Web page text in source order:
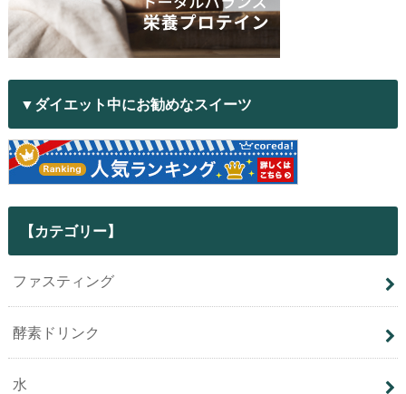
▼ダイエット中にお勧めなスイーツ
【カテゴリー】
ファスティング
酵素ドリンク
水